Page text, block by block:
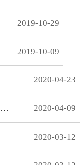
2019-10-29
2019-10-09
2020-04-23
选购三维旋转清洗喷头时不能忽略的事项有哪些 2020-04-09
2020-03-12